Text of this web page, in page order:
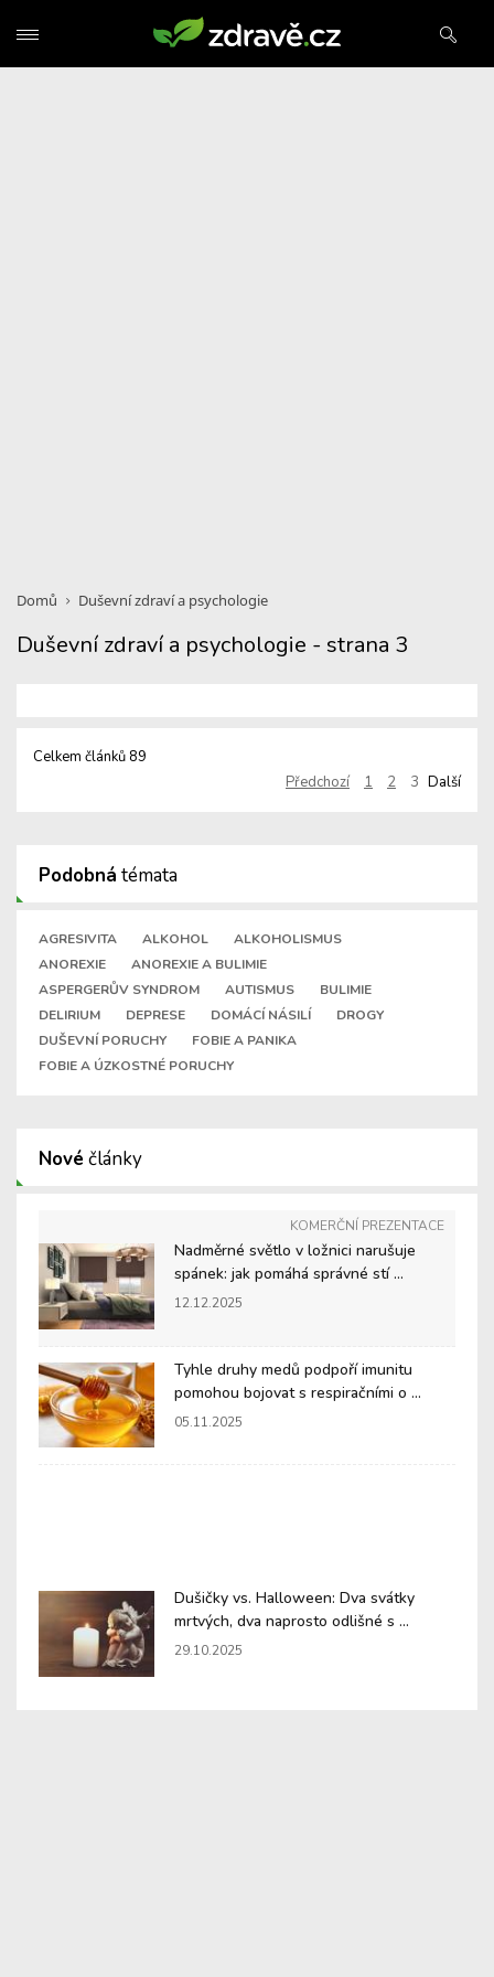
Domů Duševní zdraví a psychologie
Duševní zdraví a psychologie - strana 3
Celkem článků 89
Předchozí
1 2 3 Další
Podobná témata
AGRESIVITA ALKOHOL
ALKOHOLISMUS
ANOREXIE
ANOREXIE A BULIMIE
ASPERGERŮV SYNDROM
AUTISMUS
BULIMIE
DELIRIUM
DEPRESE DOMÁCÍ NÁSILÍ
DROGY
DUŠEVNÍ PORUCHY
FOBIE A PANIKA
FOBIE A ÚZKOSTNÉ PORUCHY
Nové články
KOMERČNÍ PREZENTACE
Nadměrné světlo v ložnici narušuje
spánek: jak pomáhá správné stí ...
12.12.2025
Tyhle druhy medů podpoří imunitu
pomohou bojovat s respiračními o ...
05.11.2025
Dušičky vs. Halloween: Dva svátky
mrtvých, dva naprosto odlišné s ...
29.10.2025